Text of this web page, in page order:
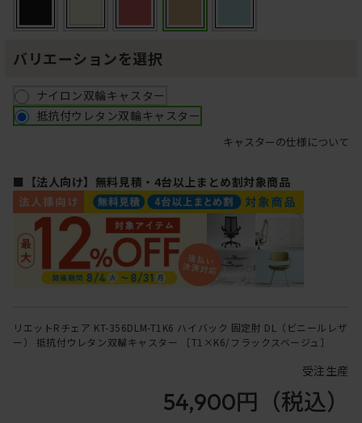
バリエーションを選択
ナイロン双輪キャスター
抵抗付ウレタン双輪キャスター
キャスターの仕様について
■【法人向け】無料見積・4台以上まとめ割対象商品
リエットRチェア KT-356DLM-T1K6 ハイバック 固定肘 DL（ビニールレザ
ー） 抵抗付ウレタン双輪キャスター ［T1×K6/フラックスベージュ］
受注生産
54,900円 （税込）